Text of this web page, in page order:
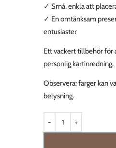
✓Små, enkla att
✓ En omtänksam
entusiaster
Ett vackert tillbehör för
personlig kartinredning.
Observera: färger kan
belysning.